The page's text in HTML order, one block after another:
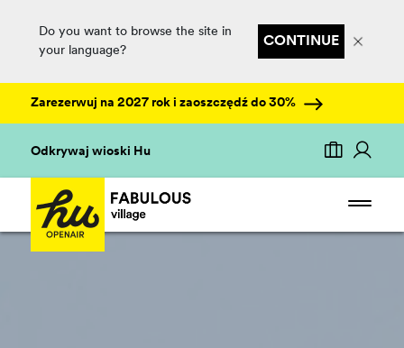
Do you want to browse the site in
your language?
CONTINUE
Zarezerwuj na 2027 rok i zaoszczędź do 30%
Odkrywaj wioski Hu